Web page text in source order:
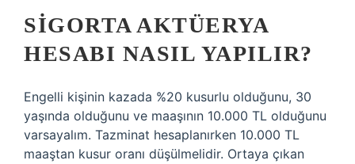
SIGORTA AKTÜERYA
HESABI NASIL YAPILIR?
Engelli kişinin kazada %20 kusurlu olduğunu, 30
yaşında olduğunu ve maaşının 10.000 TL olduğunu
varsayalım. Tazminat hesaplanırken 10.000 TL
maaştan kusur oranı düşülmelidir. Ortaya çıkan